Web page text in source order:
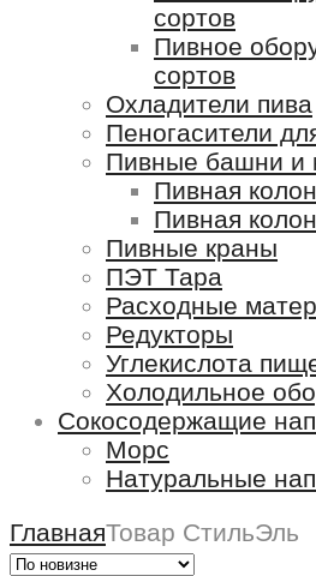
сортов
Пивное
сортов
Охладители пива
Пеногасители
Пивные башни и
Пивная
Пивная
Пивные краны
ПЭТ Тара
Расходные
Редукторы
Углекислота
Холодильное
Сокосодержащие
Морс
Натуральные
ГлавнаяТовар СтильЭль